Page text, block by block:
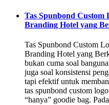
Tas Spunbond Custom
Branding Hotel yang
Tas Spunbond Custom
Branding Hotel yang
bukan cuma soal
juga soal konsistensi
tapi efektif untuk
tas spunbond custom
“hanya” goodie bag.